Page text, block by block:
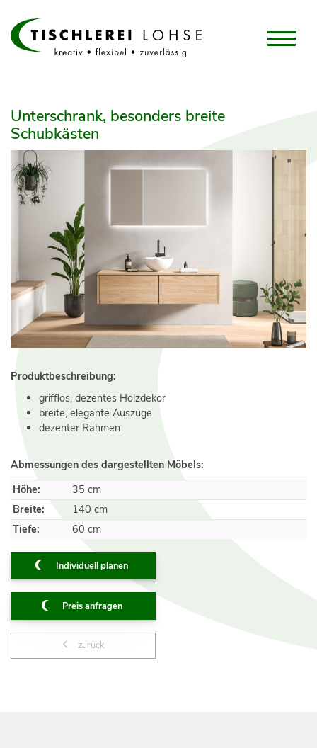
Unterschrank, besonders breite
Schubkästen
Produktbeschreibung:
grifflos, dezentes Holzdekor
breite, elegante Auszüge
dezenter Rahmen
Abmessungen des dargestellten Möbels:
Höhe:
35 cm
Breite:
140 cm
Tiefe:
60 cm
Individuell planen
Preis anfragen
zurück